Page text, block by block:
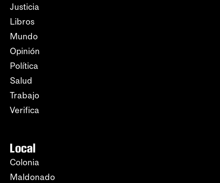
Justicia
Libros
Mundo
Opinión
Política
Salud
Trabajo
Verifica
Local
Colonia
Maldonado